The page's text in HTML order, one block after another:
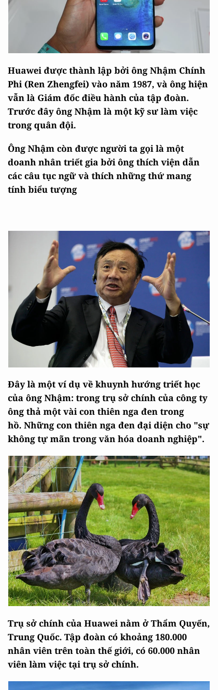
Huawei được thành lập bởi ông Nhậm Chính
Phi (Ren Zhengfei) vào năm 1987, và ông hiện
vẫn là Giám đốc điều hành của tập đoàn.
Trước đây ông Nhậm là một kỹ sư làm việc
trong quân đội.
Ông Nhậm còn được người ta gọi là một
doanh nhân triết gia bởi ông thích viện dẫn
các câu tục ngữ và thích những thứ mang
tính biểu tượng
Đây là một ví dụ về khuynh hướng triết học
của ông Nhậm: trong trụ sở chính của công ty
ông thả một vài con thiên nga đen trong
hồ. Những con thiên nga đen đại diện cho "sự
không tự mãn trong văn hóa doanh nghiệp".
Trụ sở chính của Huawei nằm ở Thẩm Quyến,
Trung Quốc. Tập đoàn có khoảng 180.000
nhân viên trên toàn thế giới, có 60.000 nhân
viên làm việc tại trụ sở chính.